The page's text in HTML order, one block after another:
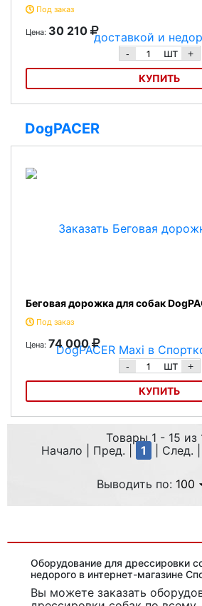
Под заказ
Цена: 30 210
- шт +
КУПИТЬ
DogPACER
Беговая дорожка для собак
Под заказ
Цена: 74 000
- шт +
КУПИТЬ
Товары 1 - 15 из
Начало | Пред. |
1 | След.
Выводить по: 100
Оборудование для дрессировки
недорого в интернет-магазине
Вы можете заказать